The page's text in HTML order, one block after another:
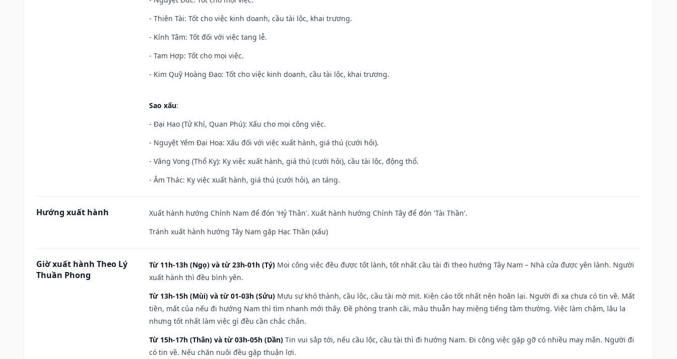
- Thiên Tài: Tốt cho việc kinh doanh, cầu tài lộc, khai trương.
- Kính Tâm: Tốt đối với việc tang lễ.
- Tam Hợp: Tốt cho mọi việc.
- Kim Quỹ Hoàng Đạo: Tốt cho việc kinh doanh, cầu tài lộc, khai trương.
Sao xấu:
- Đại Hao (Tử Khí, Quan Phú): Xấu cho mọi công việc.
- Nguyệt Yếm Đại Hoạ: Xấu đối với việc xuất hành, giá thú (cưới hỏi).
- Vãng Vong (Thổ Kỵ): Kỵ việc xuất hành, giá thú (cưới hỏi), cầu tài lộc, động thổ.
- Âm Thác: Kỵ việc xuất hành, giá thú (cưới hỏi), an táng.
Hướng xuất hành
Xuất hành hướng Chính Nam để đón 'Hỷ Thần'. Xuất hành hướng Chính Tây để đón 'Tài Thần'.
Tránh xuất hành hướng Tây Nam gặp Hạc Thần (xấu)
Giờ xuất hành Theo Lý
Thuần Phong
Từ 11h-13h (Ngọ) và từ 23h-01h (Tý) Mọi công việc đều được tốt lành, tốt nhất cầu tài đi theo hướng Tây Nam – Nhà cửa được yên lành. Người
xuất hành thì đều bình yên.
Từ 13h-15h (Mùi) và từ 01-03h (Sửu) Mưu sự khó thành, cầu lộc, cầu tài mờ mịt. Kiện cáo tốt nhất nên hoãn lại. Người đi xa chưa có tin về. Mất
tiền, mất của nếu đi hướng Nam thì tìm nhanh mới thấy. Đề phòng tranh cãi, mâu thuẫn hay miệng tiếng tầm thường. Việc làm chậm, lâu la
nhưng tốt nhất làm việc gì đều cần chắc chắn.
Từ 15h-17h (Thân) và từ 03h-05h (Dần) Tin vui sắp tới, nếu cầu lộc, cầu tài thì đi hướng Nam. Đi công việc gặp gỡ có nhiều may mắn. Người đi
có tin về. Nếu chăn nuôi đều gặp thuận lợi.